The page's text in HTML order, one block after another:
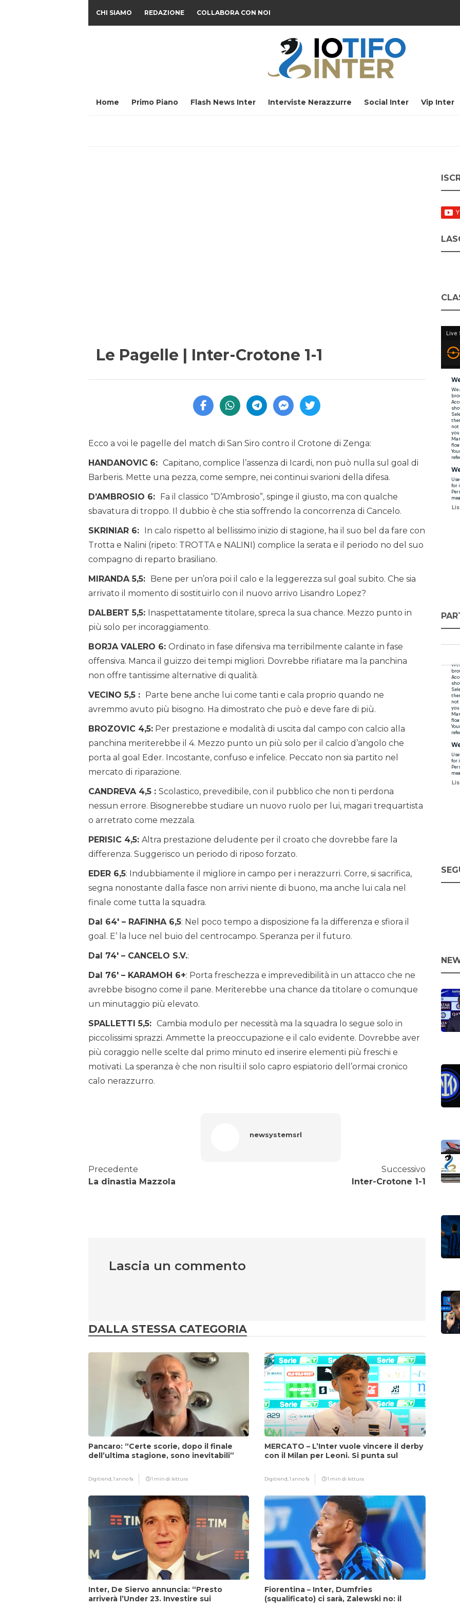
CHI SIAMO REDAZIONE COLLABORA CON NOI
Home Primo Piano Flash News Inter Interviste Nerazzurre Social Inter Vip Inter
Le Pagelle | Inter-Crotone 1-1
Ecco a voi le pagelle del match di San Siro contro il Crotone di Zenga:
HANDANOVIC 6: Capitano, complice l’assenza di Icardi, non può nulla sul goal di
Barberis. Mette una pezza, come sempre, nei continui svarioni della difesa.
D’AMBROSIO 6:
Fa il classico “D’Ambrosio”, spinge il giusto, ma con qualche
sbavatura di troppo. Il dubbio è che stia soffrendo la concorrenza di Cancelo.
SKRINIAR 6:
In calo rispetto al bellissimo inizio di stagione, ha il suo bel da fare con
Trotta e Nalini (ripeto: TROTTA e NALINI) complice la serata e il periodo no del suo
compagno di reparto brasiliano.
MIRANDA 5,5:
Bene per un’ora poi il calo e la leggerezza sul goal subito. Che sia
arrivato il momento di sostituirlo con il nuovo arrivo Lisandro Lopez?
DALBERT 5,5: Inaspettatamente titolare, spreca la sua chance. Mezzo punto in
più solo per incoraggiamento.
BORJA VALERO 6: Ordinato in fase difensiva ma terribilmente calante in fase
offensiva. Manca il guizzo dei tempi migliori. Dovrebbe rifiatare ma la panchina
non offre tantissime alternative di qualità.
VECINO 5,5 :
Parte bene anche lui come tanti e cala proprio quando ne
avremmo avuto più bisogno. Ha dimostrato che può e deve fare di più.
BROZOVIC 4,5: Per prestazione e modalità di uscita dal campo con calcio alla
panchina meriterebbe il 4. Mezzo punto un più solo per il calcio d’angolo che
porta al goal Eder. Incostante, confuso e infelice. Peccato non sia partito nel
mercato di riparazione.
CANDREVA 4,5 : Scolastico, prevedibile, con il pubblico che non ti perdona
nessun errore. Bisognerebbe studiare un nuovo ruolo per lui, magari trequartista
o arretrato come mezzala.
PERISIC 4,5: Altra prestazione deludente per il croato che dovrebbe fare la
differenza. Suggerisco un periodo di riposo forzato.
EDER 6,5: Indubbiamente il migliore in campo per i nerazzurri. Corre, si sacrifica,
segna nonostante dalla fasce non arrivi niente di buono, ma anche lui cala nel
finale come tutta la squadra.
Dal 64′ – RAFINHA 6,5: Nel poco tempo a disposizione fa la differenza e sfiora il
goal. E’ la luce nel buio del centrocampo. Speranza per il futuro.
Dal 74′ – CANCELO S.V.:
Dal 76′ – KARAMOH 6+: Porta freschezza e imprevedibilità in un attacco che ne
avrebbe bisogno come il pane. Meriterebbe una chance da titolare o comunque
un minutaggio più elevato.
SPALLETTI 5,5: Cambia modulo per necessità ma la squadra lo segue solo in
piccolissimi sprazzi. Ammette la preoccupazione e il calo evidente. Dovrebbe aver
più coraggio nelle scelte dal primo minuto ed inserire elementi più freschi e
motivati. La speranza è che non risulti il solo capro espiatorio dell’ormai cronico
calo nerazzurro.
newsystemsrl
Precedente
La dinastia Mazzola
Successivo
Inter-Crotone 1-1
Lascia un commento
DALLA STESSA CATEGORIA
Pancaro: “Certe scorie, dopo il finale
dell’ultima stagione, sono inevitabili”
Digitrend,1 anno fa 1 min di lettura
MERCATO – L’Inter vuole vincere il derby
con il Milan per Leoni. Si punta sul
Digitrend,1 anno fa 1 min di lettura
Inter, De Siervo annuncia: “Presto
arriverà l’Under 23. Investire sui
Fiorentina – Inter, Dumfries
(squalificato) ci sarà, Zalewski no: il